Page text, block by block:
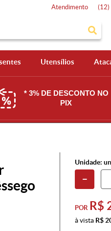
Atendimento (12)
Utensílios
* 3% DE DESCONTO NO
PIX
Unidade: un
POR R$
à vista R$